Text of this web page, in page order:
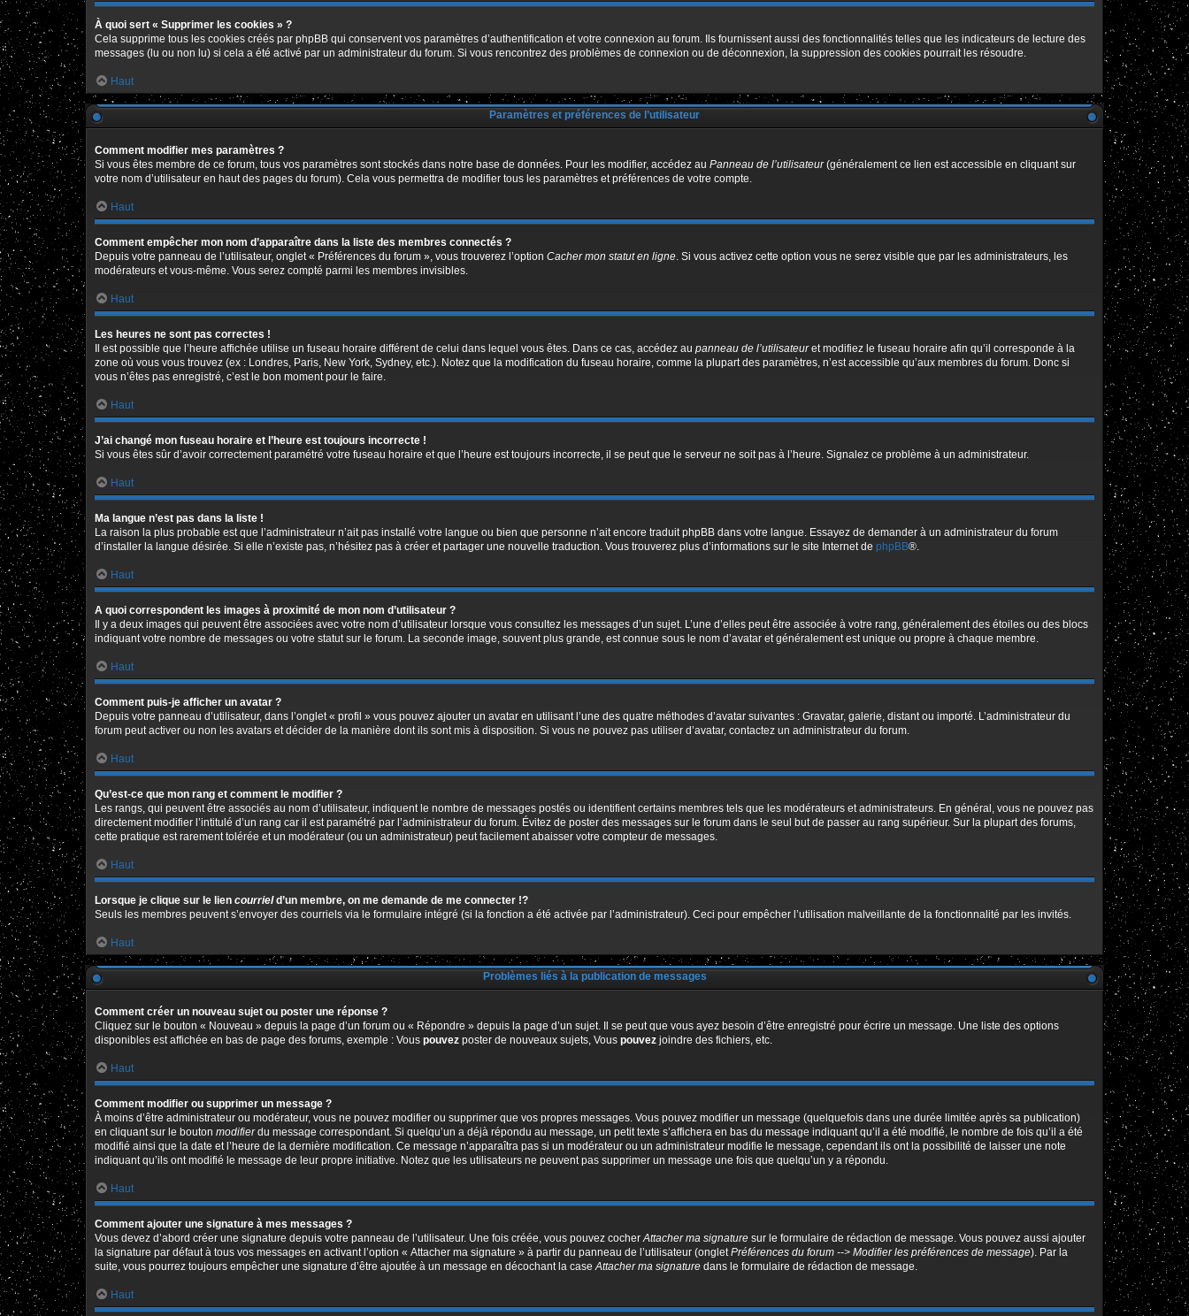
À quoi sert « Supprimer les cookies » ?
Cela supprime tous les cookies créés par phpBB qui conservent vos paramètres d’authentification et votre connexion au forum. Ils fournissent aussi des fonctionnalités telles que les indicateurs de lecture des
messages (lu ou non lu) si cela a été activé par un administrateur du forum. Si vous rencontrez des problèmes de connexion ou de déconnexion, la suppression des cookies pourrait les résoudre.
Haut
Paramètres et préférences de l’utilisateur
Comment modifier mes paramètres ?
Si vous êtes membre de ce forum, tous vos paramètres sont stockés dans notre base de données. Pour les modifier, accédez au Panneau de l’utilisateur(généralement ce lien est accessible en cliquant sur
votre nom d’utilisateur en haut des pages du forum). Cela vous permettra de modifier tous les paramètres et préférences de votre compte.
Haut
Comment empêcher mon nom d’apparaître dans la liste des membres connectés ?
Depuis votre panneau de l’utilisateur, onglet « Préférences du forum », vous trouverez l’option Cacher mon statut en ligne. Si vous activez cette option vous ne serez visible que par les administrateurs, les
modérateurs et vous-même. Vous serez compté parmi les membres invisibles.
Haut
Les heures ne sont pas correctes !
Il est possible que l’heure affichée utilise un fuseau horaire différent de celui dans lequel vous êtes. Dans ce cas, accédez au panneau de l’utilisateuret modifiez le fuseau horaire afin qu’il corresponde à la
zone où vous vous trouvez (ex : Londres, Paris, New York, Sydney, etc.). Notez que la modification du fuseau horaire, comme la plupart des paramètres, n’est accessible qu’aux membres du forum. Donc si
vous n’êtes pas enregistré, c’est le bon moment pour le faire.
Haut
J’ai changé mon fuseau horaire et l’heure est toujours incorrecte !
Si vous êtes sûr d’avoir correctement paramétré votre fuseau horaire et que l’heure est toujours incorrecte, il se peut que le serveur ne soit pas à l’heure. Signalez ce problème à un administrateur.
Haut
Ma langue n’est pas dans la liste !
La raison la plus probable est que l’administrateur n’ait pas installé votre langue ou bien que personne n’ait encore traduit phpBB dans votre langue. Essayez de demander à un administrateur du forum
d’installer la langue désirée. Si elle n’existe pas, n’hésitez pas à créer et partager une nouvelle traduction. Vous trouverez plus d’informations sur le site Internet de phpBB®.
Haut
A quoi correspondent les images à proximité de mon nom d’utilisateur ?
Il y a deux images qui peuvent être associées avec votre nom d’utilisateur lorsque vous consultez les messages d’un sujet. L’une d’elles peut être associée à votre rang, généralement des étoiles ou des blocs
indiquant votre nombre de messages ou votre statut sur le forum. La seconde image, souvent plus grande, est connue sous le nom d’avatar et généralement est unique ou propre à chaque membre.
Haut
Comment puis-je afficher un avatar ?
Depuis votre panneau d’utilisateur, dans l’onglet « profil » vous pouvez ajouter un avatar en utilisant l’une des quatre méthodes d’avatar suivantes : Gravatar, galerie, distant ou importé. L’administrateur du
forum peut activer ou non les avatars et décider de la manière dont ils sont mis à disposition. Si vous ne pouvez pas utiliser d’avatar, contactez un administrateur du forum.
Haut
Qu’est-ce que mon rang et comment le modifier ?
Les rangs, qui peuvent être associés au nom d’utilisateur, indiquent le nombre de messages postés ou identifient certains membres tels que les modérateurs et administrateurs. En général, vous ne pouvez pas
directement modifier l’intitulé d’un rang car il est paramétré par l’administrateur du forum. Évitez de poster des messages sur le forum dans le seul but de passer au rang supérieur. Sur la plupart des forums,
cette pratique est rarement tolérée et un modérateur (ou un administrateur) peut facilement abaisser votre compteur de messages.
Haut
Lorsque je clique sur le lien courrield’un membre, on me demande de me connecter !?
Seuls les membres peuvent s’envoyer des courriels via le formulaire intégré (si la fonction a été activée par l’administrateur). Ceci pour empêcher l’utilisation malveillante de la fonctionnalité par les invités.
Haut
Problèmes liés à la publication de messages
Comment créer un nouveau sujet ou poster une réponse ?
Cliquez sur le bouton « Nouveau » depuis la page d’un forum ou « Répondre » depuis la page d’un sujet. Il se peut que vous ayez besoin d’être enregistré pour écrire un message. Une liste des options
disponibles est affichée en bas de page des forums, exemple : Vous pouvez poster de nouveaux sujets, Vous pouvez joindre des fichiers, etc.
Haut
Comment modifier ou supprimer un message ?
À moins d’être administrateur ou modérateur, vous ne pouvez modifier ou supprimer que vos propres messages. Vous pouvez modifier un message (quelquefois dans une durée limitée après sa publication)
en cliquant sur le bouton modifierdu message correspondant. Si quelqu’un a déjà répondu au message, un petit texte s’affichera en bas du message indiquant qu’il a été modifié, le nombre de fois qu’il a été
modifié ainsi que la date et l’heure de la dernière modification. Ce message n’apparaîtra pas si un modérateur ou un administrateur modifie le message, cependant ils ont la possibilité de laisser une note
indiquant qu’ils ont modifié le message de leur propre initiative. Notez que les utilisateurs ne peuvent pas supprimer un message une fois que quelqu’un y a répondu.
Haut
Comment ajouter une signature à mes messages ?
Vous devez d’abord créer une signature depuis votre panneau de l’utilisateur. Une fois créée, vous pouvez cocherAttacher ma signature sur le formulaire de rédaction de message. Vous pouvez aussi ajouter
la signature par défaut à tous vos messages en activant l’option « Attacher ma signature » à partir du panneau de l’utilisateur (ongletPréférences du forum --> Modifier les préférences de message). Par la
suite, vous pourrez toujours empêcher une signature d’être ajoutée à un message en décochant la caseAttacher ma signature dans le formulaire de rédaction de message.
Haut